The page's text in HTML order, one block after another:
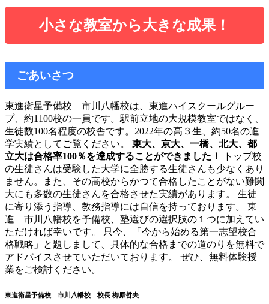
小さな教室から大きな成果！
ごあいさつ
東進衛星予備校 市川八幡校は、東進ハイスクールグルー
プ、約1100校の一員です。駅前立地の大規模教室ではなく、
生徒数100名程度の校舎です。2022年の高３生、約50名の進
学実績としてご覧ください。 東大、京大、一橋、北大、都
立大は合格率100％を達成することができました！
トップ校
の生徒さんは受験した大学に全勝する生徒さんも少なくあり
ません。また、その高校からかつて合格したことがない難関
大にも多数の生徒さんを合格させた実績があります。 生徒
に寄り添う指導、教務指導には自信を持っております。 東
進 市川八幡校を予備校、塾選びの選択肢の１つに加えてい
ただければ幸いです。 只今、「今から始める第一志望校合
格戦略」と題しまして、具体的な合格までの道のりを無料で
アドバイスさせていただいております。 ぜひ、無料体験授
業をご検討ください。
東進衛星予備校 市川八幡校 校長 栁原哲夫